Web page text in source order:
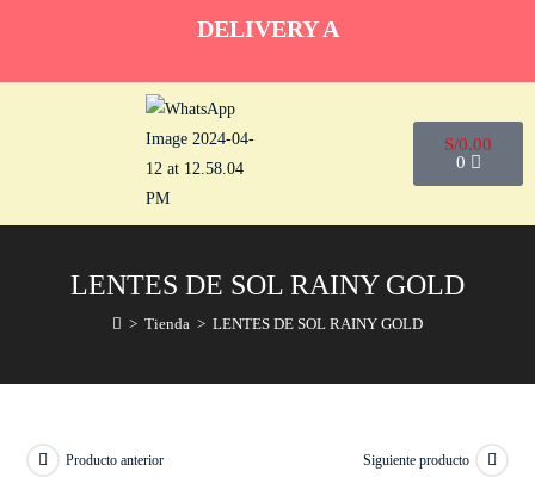
DELIVERY A
S/0.00
0
LENTES DE SOL RAINY GOLD
> Tienda > LENTES DE SOL RAINY GOLD
Producto anterior Siguiente producto